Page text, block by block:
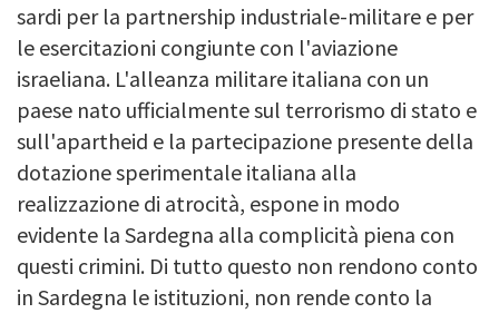
sardi per la partnership industriale-militare e per
le esercitazioni congiunte con l'aviazione
israeliana. L'alleanza militare italiana con un
paese nato ufficialmente sul terrorismo di stato e
sull'apartheid e la partecipazione presente della
dotazione sperimentale italiana alla
realizzazione di atrocità, espone in modo
evidente la Sardegna alla complicità piena con
questi crimini. Di tutto questo non rendono conto
in Sardegna le istituzioni, non rende conto la